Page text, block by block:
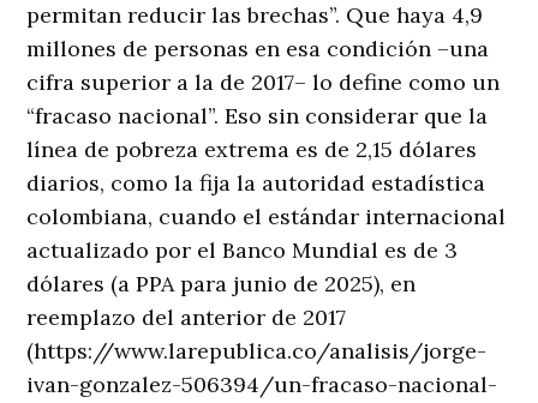
permitan reducir las brechas”. Que haya 4,9
millones de personas en esa condición –una
cifra superior a la de 2017– lo define como un
“fracaso nacional”. Eso sin considerar que la
línea de pobreza extrema es de 2,15 dólares
diarios, como la fija la autoridad estadística
colombiana, cuando el estándar internacional
actualizado por el Banco Mundial es de 3
dólares (a PPA para junio de 2025), en
reemplazo del anterior de 2017
(https://www.larepublica.co/analisis/jorge-
ivan-gonzalez-506394/un-fracaso-nacional-